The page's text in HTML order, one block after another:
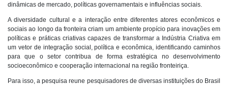
dinâmicas de mercado, políticas governamentais e influências sociais.
A diversidade cultural e a interação entre diferentes atores econômicos e
sociais ao longo da fronteira criam um ambiente propício para inovações em
políticas e práticas criativas capazes de transformar a Indústria Criativa em
um vetor de integração social, política e econômica, identificando caminhos
para que o setor contribua de forma estratégica no desenvolvimento
socioeconômico e cooperação internacional na região fronteiriça.
Para isso, a pesquisa reune pesquisadores de diversas instituições do Brasil